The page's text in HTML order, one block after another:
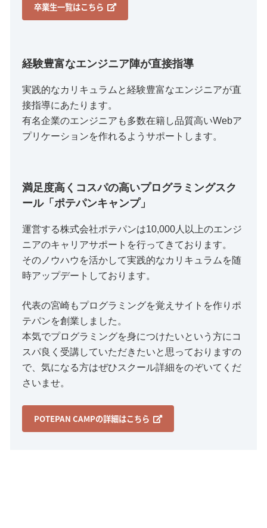
卒業生一覧はこちら
経験豊富なエンジニア陣が直接指導
実践的なカリキュラムと経験豊富なエンジニアが直
接指導にあたります。
有名企業のエンジニアも多数在籍し品質高いWebア
プリケーションを作れるようサポートします。
満足度高くコスパの高いプログラミングスク
ール「ポテパンキャンプ」
運営する株式会社ポテパンは10,000人以上のエンジ
ニアのキャリアサポートを行ってきております。
そのノウハウを活かして実践的なカリキュラムを随
時アップデートしております。
代表の宮崎もプログラミングを覚えサイトを作りポ
テパンを創業しました。
本気でプログラミングを身につけたいという方にコ
スパ良く受講していただきたいと思っておりますの
で、気になる方はぜひスクール詳細をのぞいてくだ
さいませ。
POTEPAN CAMPの詳細はこちら